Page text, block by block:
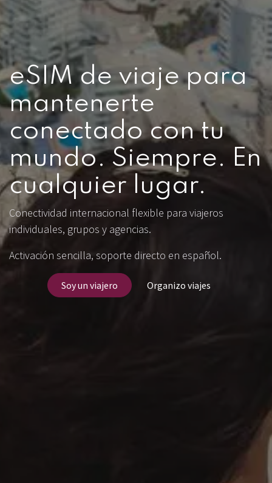
eSIM de viaje para
mantenerte
conectado con tu
mundo. Siempre. En
cualquier lugar.
Conectividad internacional flexible para viajeros
individuales, grupos y agencias.
Activación sencilla, soporte directo en español.
Soy un viajero Organizo viajes